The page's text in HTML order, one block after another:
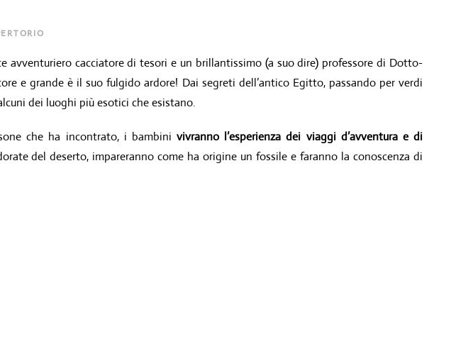
avventuriero cacciatore di tesori e un brillantissimo (a suo dire) professore di Dotto-
e grande è il suo fulgido ardore! Dai segreti dell’antico Egitto, passando per verdi
dei luoghi più esotici che esistano.
che ha incontrato, i bambinivivranno l’esperienza dei viaggi d’avventura e di
del deserto, impareranno come ha origine un fossile e faranno la conoscenza di